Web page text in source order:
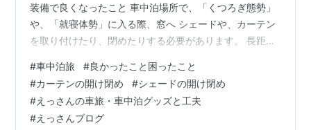
装備で良くなったこと 車中泊場所で、「くつろぎ態勢」
や、「就寝体勢」に入る際、窓へ シェードや、カーテン
を取り付けたり、閉めたりする必要があります。 長距離
い、という心情がはたらきます。 冬期の場合は、防寒対
策用の シェード と、カーテン とで二重にしています。
前車の「リコルソSS」というバンコン車では、オプショ
ンのカーテンが、スナップボタンで留めるようになって
#車中泊旅 #良かったこと困ったこと
#カーテンの開け閉め #シェードの開け閉め
#えっさんの車旅・車中泊グッズと工夫
#えっさんブログ